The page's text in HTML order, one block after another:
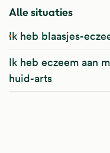
Alle situaties
Ik heb blaasjes-
Ik heb eczeem aan
huid-arts